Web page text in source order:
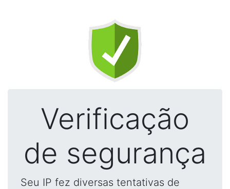
Verificação
de segurança
Seu IP fez diversas tentativas de